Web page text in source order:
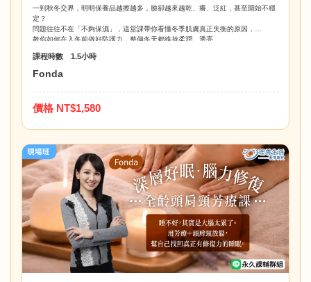
一到秋冬交界，明明保養品越擦越多，臉卻越來越乾、癢、泛紅，甚至開始不穩
定？
問題往往不在「不夠保濕」，這堂課帶你看懂冬季肌膚真正失衡的原因，
教你如何在入冬前做好防護力，整個冬天都維持柔潤、透亮。
課程時數 1.5小時
Fonda
價格 NT$1,580